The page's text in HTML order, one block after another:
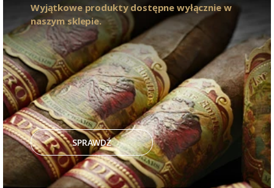
Wyjątkowe produkty dostępne wyłącznie w
naszym sklepie.
SPRAWDŹ